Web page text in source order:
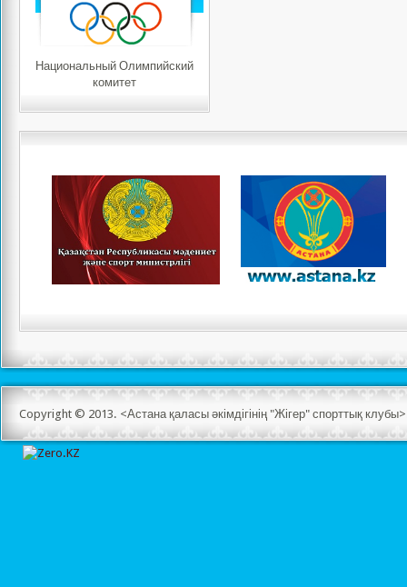
Национальный Олимпийский
комитет
Copyright © 2013. <Астана қаласы әкімдігінің "Жігер" спорттық